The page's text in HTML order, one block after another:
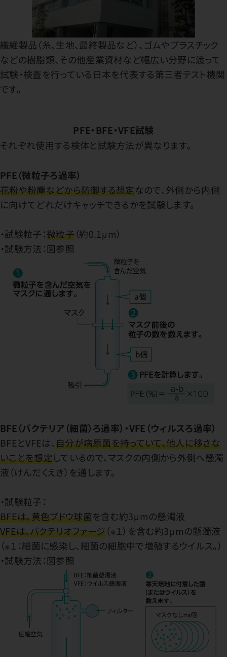
繊維製品（糸、生地、最終製品など）、ゴムやプラスチック
などの樹脂類、その他産業資材など幅広い分野に渡って
試験・検査を行っている日本を代表する第三者テスト機関
です。
PFE・BFE・VFE試験
それぞれ使用する検体と試験方法が異なります。
PFE（微粒子ろ過率）
花粉や粉塵などから防御する想定なので、外側から内側
に向けてどれだけキャッチできるかを試験します。
・試験粒子：微粒子（約0.1μm）
・試験方法：図参照
BFE（バクテリア（細菌）ろ過率）・VFE（ウィルスろ過率）
BFEとVFEは、自分が病原菌を持っていて、他人に移さな
いことを想定しているので、マスクの内側から外側へ懸濁
液（けんだくえき）を通します。
・試験粒子：
BFEは、黄色ブドウ球菌を含む約3μmの懸濁液
VFEは、バクテリオファージ（※１）を含む約3μmの懸濁液
（※１：細菌に感染し、細菌の細胞中で増殖するウイルス。）
・試験方法：図参照